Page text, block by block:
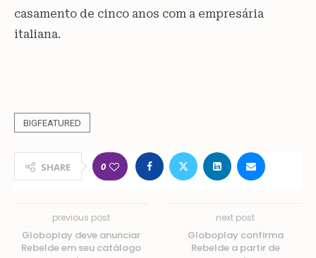
casamento de cinco anos com a empresária
italiana.
BIGFEATURED
SHARE 0
previous post
Globoplay deve anunciar
Rebelde em seu catálogo
next post
Globoplay confirma
Rebelde a partir de